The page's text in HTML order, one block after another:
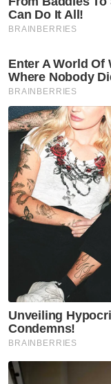
Muat turun
Video Tular
Ajaran Tok Kenali